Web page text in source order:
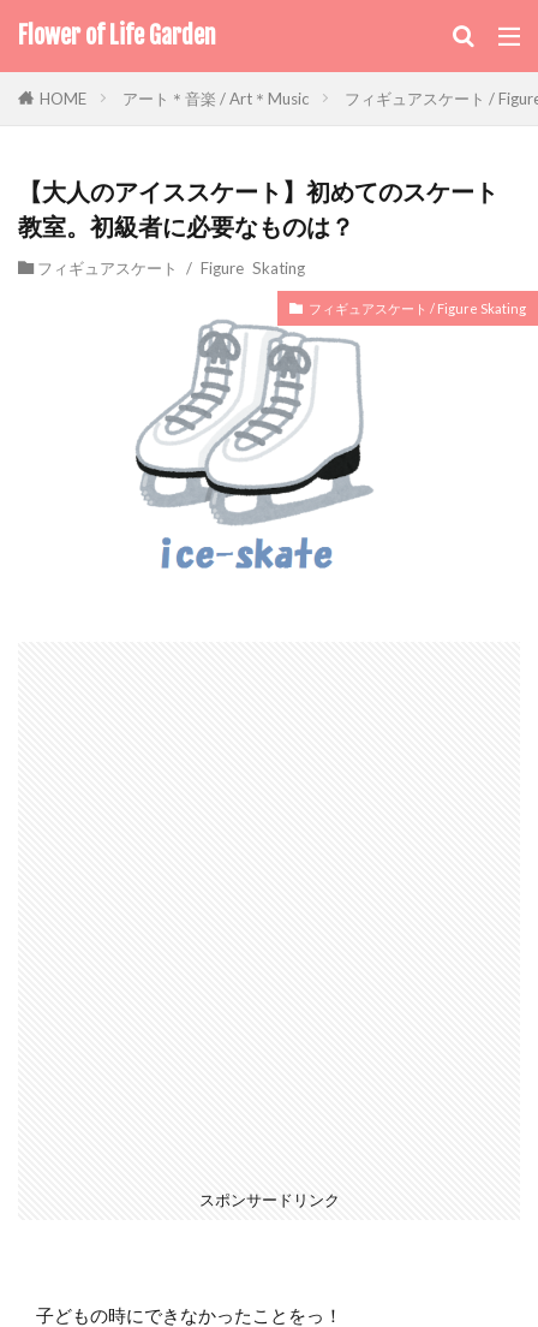
Flower of Life Garden
HOME アート＊音楽 / Art＊Music フィギュアスケート /
【大人のアイススケート】初めてのスケート
教室。初級者に必要なものは？
フィギュアスケート / Figure Skating
フィギュアスケート / Figure Skating
スポンサードリンク
子どもの時にできなかったことをっ！